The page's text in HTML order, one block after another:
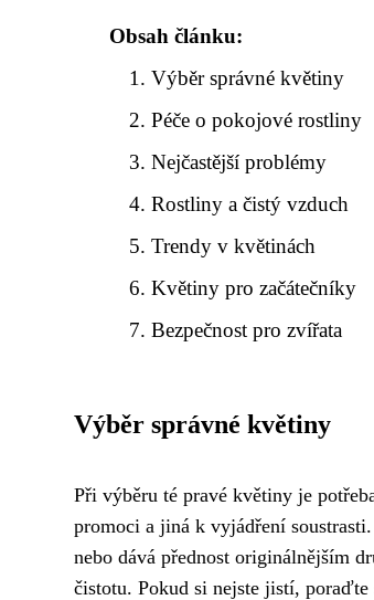
Obsah článku:
Výběr správné květiny
Péče o pokojové rostliny
Nejčastější problémy
Rostliny a čistý vzduch
Trendy v květinách
Květiny pro začátečníky
Bezpečnost pro zvířata
Výběr správné květiny
Při výběru té pravé květiny je
promoci a jiná k vyjádření
nebo dává přednost originálnějším
čistotu. Pokud si nejste jistí,